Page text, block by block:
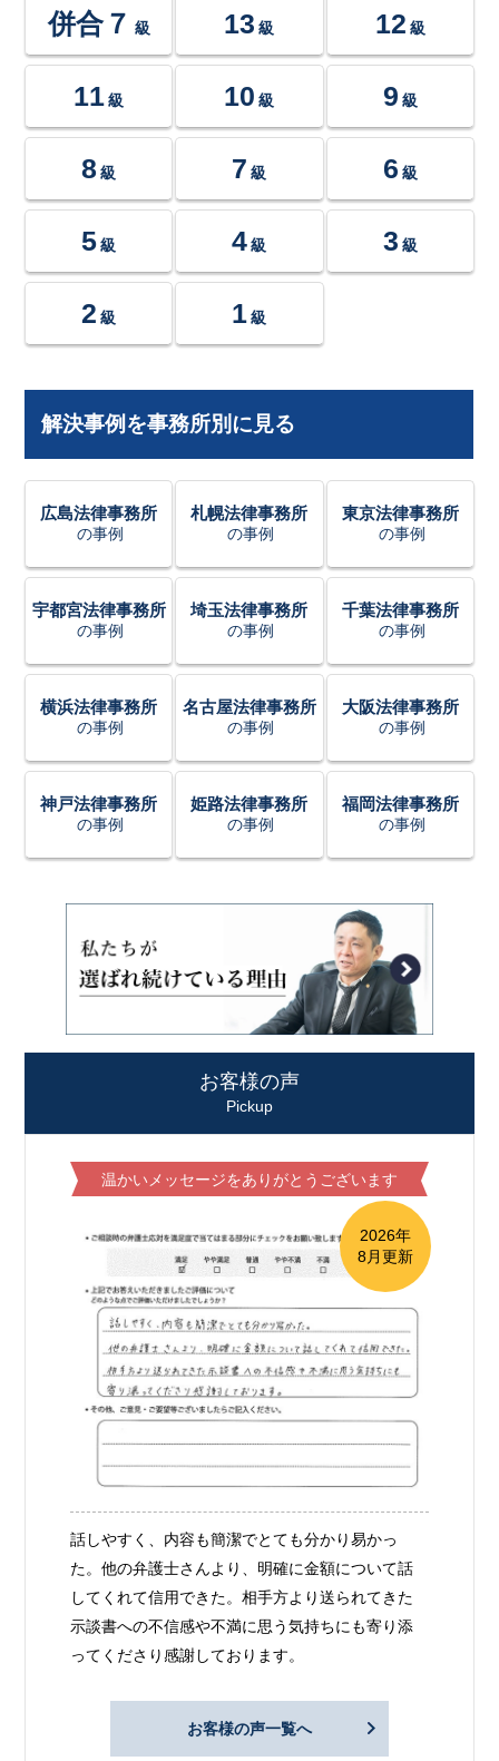
併合７ 級 13 級 12 級
11 級 10 級 9 級
8 級 7 級 6 級
5 級 4 級 3 級
2 級 1 級
解決事例を事務所別に見る
広島法律事務所
の事例
札幌法律事務所
の事例
東京法律事務所
の事例
宇都宮法律事務所
の事例
埼玉法律事務所
の事例
千葉法律事務所
の事例
横浜法律事務所
の事例
名古屋法律事務所
の事例
大阪法律事務所
の事例
神戸法律事務所
の事例
姫路法律事務所
の事例
福岡法律事務所
の事例
お客様の声
Pickup
温かいメッセージをありがとうございます
2026年
8月更新
話しやすく、内容も簡潔でとても分かり易かっ
た。他の弁護士さんより、明確に金額について話
してくれて信用できた。相手方より送られてきた
示談書への不信感や不満に思う気持ちにも寄り添
ってくださり感謝しております。
お客様の声一覧へ